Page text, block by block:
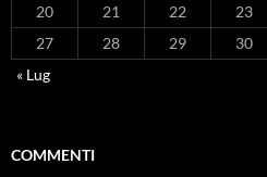
20
21 22 23
27
28 29 30
« Lug
COMMENTI